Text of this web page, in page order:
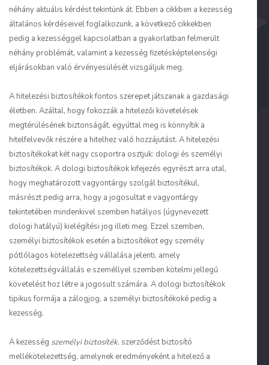
néhány aktuális kérdést tekintünk át. Ebben a cikkben a kezesség
általános kérdéseivel foglalkozunk, a következő cikkekben
pedig a kezességgel kapcsolatban a gyakorlatban felmerült
néhány problémát, valamint a kezesség fizetésképtelenségi
eljárásokban való érvényesülését vizsgáljuk meg.
A hitelezési biztosítékok fontos szerepet játszanak a gazdasági
életben. Azáltal, hogy fokozzák a hitelezői követelések
megtérülésének biztonságát, egyúttal meg is könnyítik a
hitelfelvevők részére a hitelhez való hozzájutást. A hitelezési
biztosítékokat két nagy csoportra osztjuk: dologi és személyi
biztosítékok. A dologi biztosítékok kifejezés egyrészt arra utal,
hogy meghatározott vagyontárgy szolgál biztosítékul,
másrészt pedig arra, hogy a jogosultat e vagyontárgy
tekintetében mindenkivel szemben hatályos (úgynevezett
dologi hatályú) kielégítési jog illeti meg. Ezzel szemben,
személyi biztosítékok esetén a biztosítékot egy személy
pótlólagos kötelezettség vállalása jelenti, amely
kötelezettségvállalás e személlyel szemben kötelmi jellegű
követelést hoz létre a jogosult számára. A dologi biztosítékok
tipikus formája a zálogjog, a személyi biztosítékoké pedig a
kezesség.
A kezesség személyi biztosíték, szerződést biztosító
mellékötelezettség, amelynek eredményeként a hitelező a